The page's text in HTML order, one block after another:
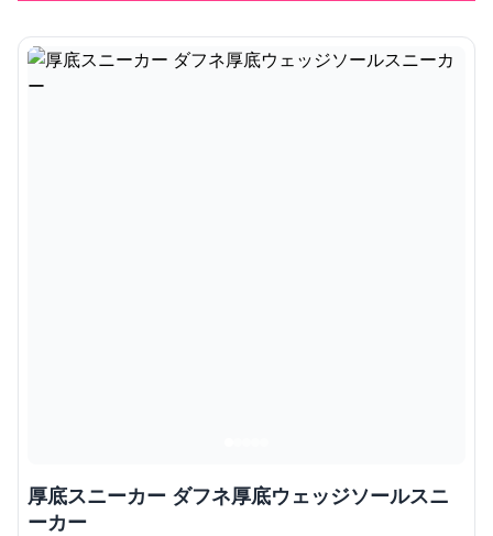
厚底スニーカー ダフネ厚底ウェッジソールスニ
ーカー